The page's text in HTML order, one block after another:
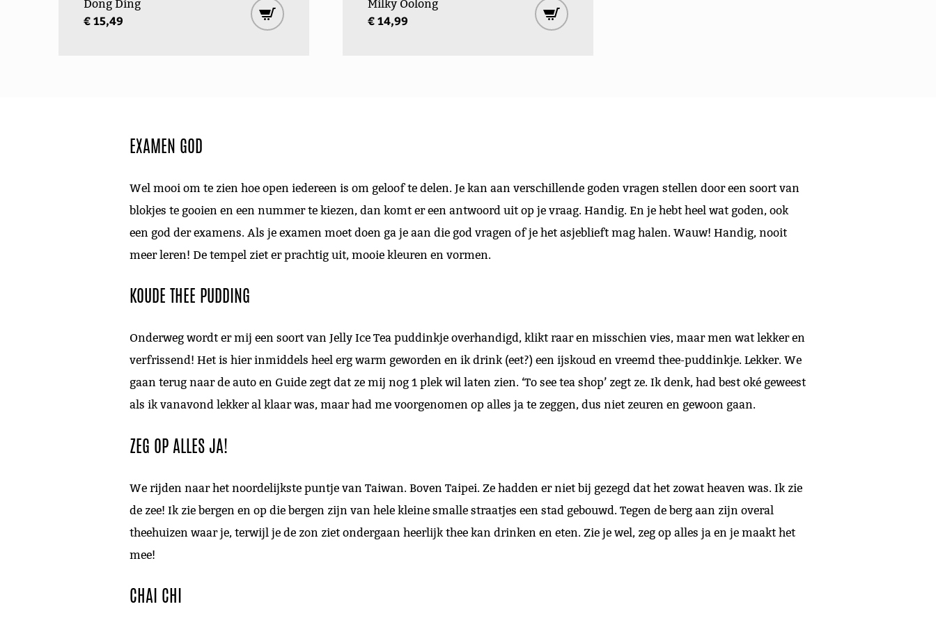
Dong Ding
€ 15,49
Milky Oolong
€ 14,99
EXAMEN GOD
Wel mooi om te zien hoe open iedereen is om geloof te delen. Je kan aan verschillende goden vragen stellen door een soort van
blokjes te gooien en een nummer te kiezen, dan komt er een antwoord uit op je vraag. Handig. En je hebt heel wat goden, ook
een god der examens. Als je examen moet doen ga je aan die god vragen of je het asjeblieft mag halen. Wauw! Handig, nooit
meer leren! De tempel ziet er prachtig uit, mooie kleuren en vormen.
KOUDE THEE PUDDING
Onderweg wordt er mij een soort van Jelly Ice Tea puddinkje overhandigd, klikt raar en misschien vies, maar men wat lekker en
verfrissend! Het is hier inmiddels heel erg warm geworden en ik drink (eet?) een ijskoud en vreemd thee-puddinkje. Lekker. We
gaan terug naar de auto en Guide zegt dat ze mij nog 1 plek wil laten zien. ‘To see tea shop’ zegt ze. Ik denk, had best oké geweest
als ik vanavond lekker al klaar was, maar had me voorgenomen op alles ja te zeggen, dus niet zeuren en gewoon gaan.
ZEG OP ALLES JA!
We rijden naar het noordelijkste puntje van Taiwan. Boven Taipei. Ze hadden er niet bij gezegd dat het zowat heaven was. Ik zie
de zee! Ik zie bergen en op die bergen zijn van hele kleine smalle straatjes een stad gebouwd. Tegen de berg aan zijn overal
theehuizen waar je, terwijl je de zon ziet ondergaan heerlijk thee kan drinken en eten. Zie je wel, zeg op alles ja en je maakt het
mee!
CHAI CHI